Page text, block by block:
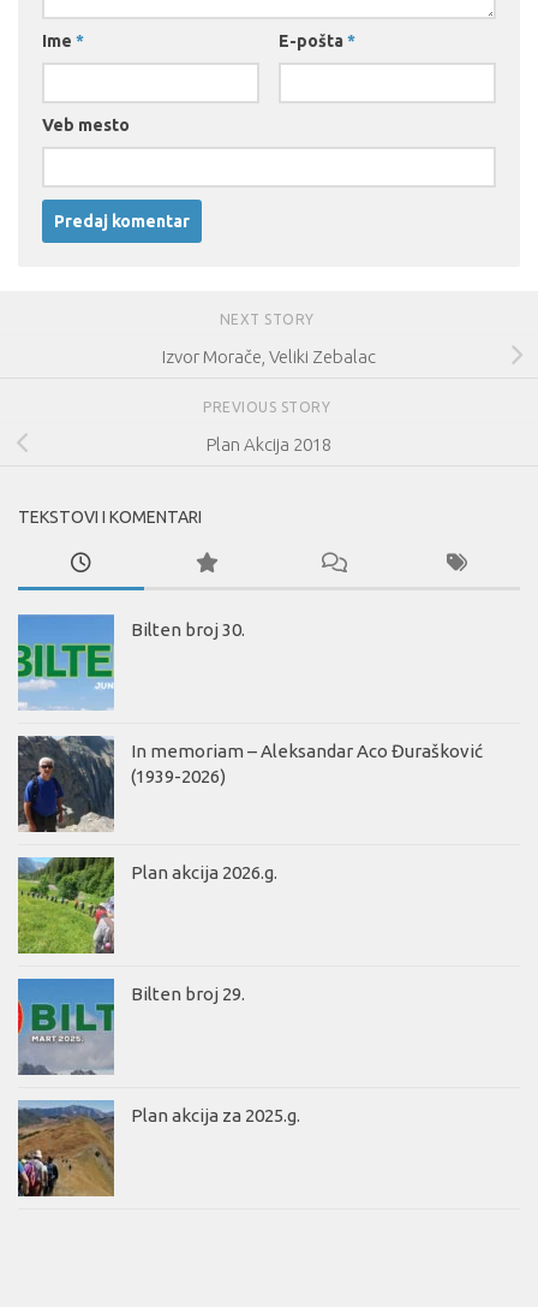
Ime * E-pošta *
Veb mesto
NEXT STORY
Izvor Morače, Veliki Zebalac
PREVIOUS STORY
Plan Akcija 2018
TEKSTOVI I KOMENTARI
Bilten broj 30.
In memoriam – Aleksandar Aco Đurašković
(1939-2026)
Plan akcija 2026.g.
Bilten broj 29.
Plan akcija za 2025.g.